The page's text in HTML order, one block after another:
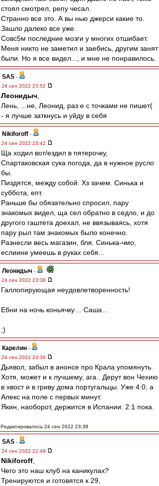
стоял смотрел, репу чесал.
Странно все это. А вы нью джерси какие то.
Зашло далеко все уже.
Совс5м последние мозги у многих отшибает.
Меня никто не заметил и заебись, другим занят
были. Но я все видел..., и мне не понравилось.
SAS -
24 сен 2022 23:52
Леонидыч
Лень, ...не, Леонид, раз е с точками не пишет(
- я лучше заткнусь и уйду в себя
Nikiforoff -
24 сен 2022 23:42
Ща ходил вот/ездил в пятерочку,
Спартаковская сука погода, да в нужное русло
бы.
Пиздятся, между собой. Хз зачем. Синька и
суббота, епт.
Раньше бы обязательно спросил, пару
знакомых видел, ща сел обратно в седло, и до
другого гаштета доехал, не ввязываясь, хотя
пару рыл там знакомых было конечно.
Разнесли весь магазин, бля. Синька-чмо,
еслиине умеешь в руках себя...
Леонидыч -
24 сен 2022 23:38
Галлопирующая неудовлетворенность!
Ебни на ночь коньячку… Саша…
;)
Карелин -
24 сен 2022 23:36
Дьявол, забыл в анонсе про Крала упомянуть.
Хотя, может и к лучшему, ага.. Дерут вон Чехию
в хвост и в гриву дома португальцы. Уже 4:0, а
Алекс на поле с первых минут.
Якин, наоборот, держится в Испании. 2:1 пока.
Редактировалось 24 сен 2022 23:38
SAS -
24 сен 2022 22:49
Nikiforoff
Чего это наш клуб на каникулах?
Тренируются и готовятся к 29,